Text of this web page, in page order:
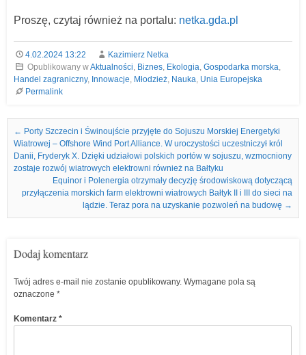
Proszę, czytaj również na portalu: netka.gda.pl
4.02.2024 13:22
Kazimierz Netka
Opublikowany wAktualności, Biznes, Ekologia, Gospodarka morska,
Handel zagraniczny, Innowacje, Młodzież, Nauka, Unia Europejska
Permalink
Nawigacja we wpisach
← Porty Szczecin i Świnoujście przyjęte do Sojuszu Morskiej Energetyki
Wiatrowej – Offshore Wind Port Alliance. W uroczystości uczestniczył król
Danii, Fryderyk X. Dzięki udziałowi polskich portów w sojuszu, wzmocniony
zostaje rozwój wiatrowych elektrowni również na Bałtyku
Equinor i Polenergia otrzymały decyzję środowiskową dotyczącą
przyłączenia morskich farm elektrowni wiatrowych Bałtyk II i III do sieci na
lądzie. Teraz pora na uzyskanie pozwoleń na budowę →
Dodaj komentarz
Twój adres e-mail nie zostanie opublikowany. Wymagane pola są
oznaczone *
Komentarz *